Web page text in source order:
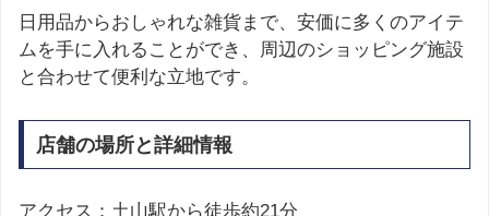
日用品からおしゃれな雑貨まで、安価に多くのアイテ
ムを手に入れることができ、周辺のショッピング施設
と合わせて便利な立地です。
店舗の場所と詳細情報
アクセス：土山駅から徒歩約21分